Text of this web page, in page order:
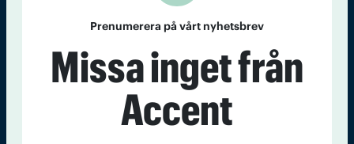
Kontakt Om Tidningen Tidningsarkiv In English
Läs tidigare
Prenumerera på vårt nyhetsbrev
Missa inget från
Accent